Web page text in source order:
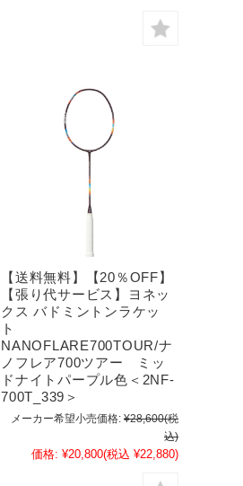
【送料無料】【20％OFF】
【張り代サービス】ヨネッ
クス バドミントンラケッ
ト
NANOFLARE700TOUR/ナ
ノフレア700ツアー ミッ
ドナイトパープル色＜2NF-
700T_339＞
メーカー希望小売価格: ¥28,600(税
込)
価格: ¥20,800(税込 ¥22,880)